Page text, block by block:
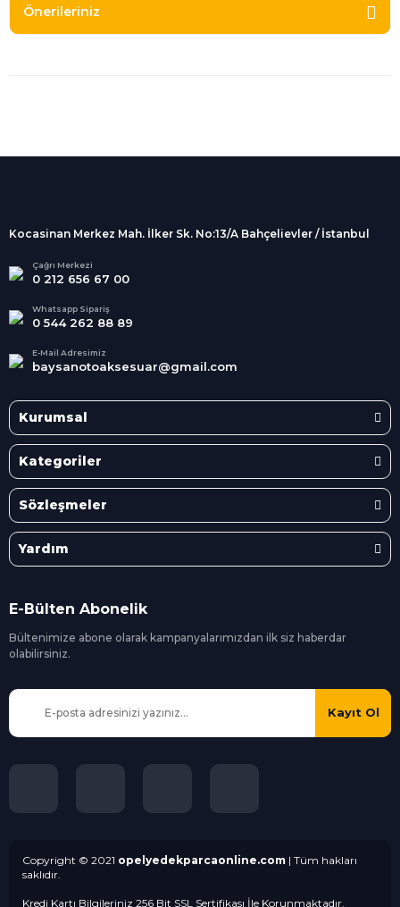
Önerileriniz
Alışveriş
kargolanmaktadır.
Tüm Kredi Kartlarına taksit
seçenekleri
Kocasinan Merkez Mah. İlker Sk. No:13/A Bahçelievler / İstanbul
Çağrı Merkezi
0 212 656 67 00
Whatsapp Sipariş
0 544 262 88 89
E-Mail Adresimiz
baysanotoaksesuar@gmail.com
Kurumsal
Kategoriler
Sözleşmeler
Yardım
E-Bülten Abonelik
Bültenimize abone olarak kampanyalarımızdan ilk siz haberdar
olabilirsiniz.
Kayıt Ol
Copyright © 2021 opelyedekparcaonline.com | Tüm hakları
saklıdır.
Kredi Kartı Bilgileriniz 256 Bit SSL Sertifikası İle Korunmaktadır.